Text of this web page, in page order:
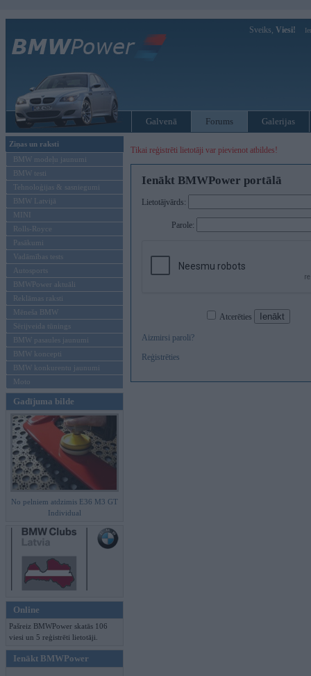
Sveiks, Viesi!
Galvenā Forums Galerijas
Ziņas un raksti
BMW modeļu jaunumi
BMW testi
Tehnoloģijas & sasniegumi
BMW Latvijā
MINI
Rolls-Royce
Pasākumi
Vadāmības tests
Autosports
BMWPower aktuāli
Reklāmas raksti
Mēneša BMW
Sērijveida tūnings
BMW pasaules jaunumi
BMW koncepti
BMW konkurentu jaunumi
Moto
Gadījuma bilde
No pelniem atdzimis E36 M3 GT
Individual
Online
Pašreiz BMWPower skatās 106
viesi un 5 reģistrēti lietotāji.
Ienākt BMWPower
Tikai reģistrēti lietotāji var pievienot atbildes!
Ienākt BMWPower portālā
Lietotājvārds:
Parole:
Atcerēties
Aizmirsi paroli?
Reģistrēties